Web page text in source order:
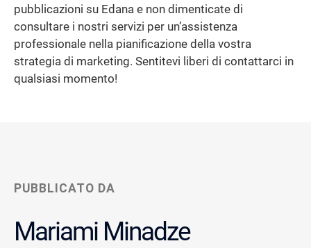
pubblicazioni su Edana e non dimenticate di
consultare i nostri servizi per un’assistenza
professionale nella pianificazione della vostra
strategia di marketing. Sentitevi liberi di contattarci in
qualsiasi momento!
PUBBLICATO DA
Mariami Minadze